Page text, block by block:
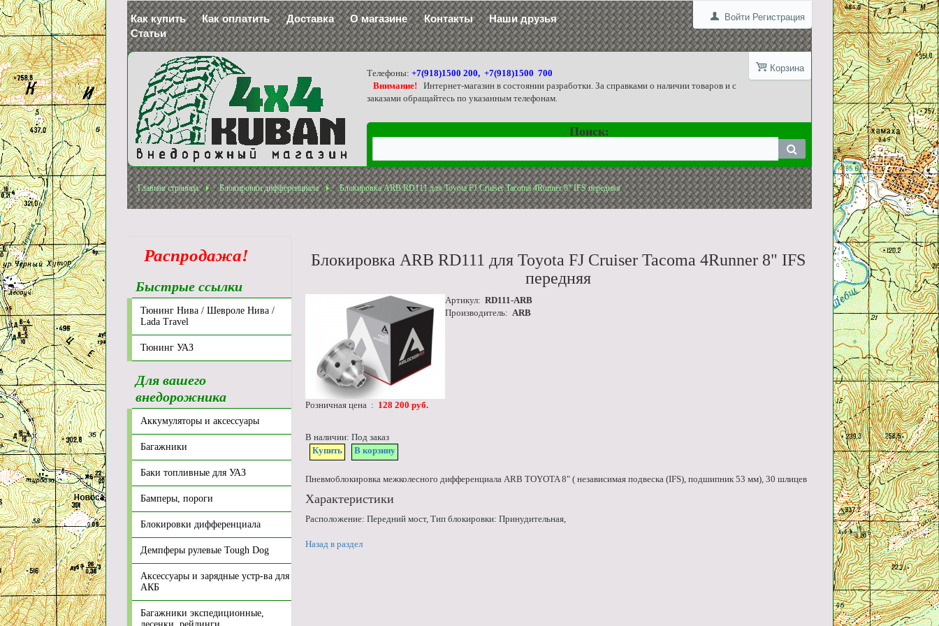
Войти Регистрация
Как купить Как оплатить Доставка О магазине Контакты
Наши друзья
Статьи
Корзина
Телефоны:+7(918)1500 200, +7(918)1500 700
Внимание!
Интернет-магазин в состоянии разработки. За справками о наличии товаров и с
заказами обращайтесь по указанным телефонам.
Поиск:
Главная страница Блокировки дифференциала Блокировка ARB RD111 для Toyota FJ Cruiser Tacoma 4Runner 8" IFS передняя
Блокировка ARB RD111 для Toyota FJ Cruiser Tacoma 4Runner 8" IFS
передняя
Артикул: RD111-ARB
Производитель: ARB
Розничная цена : 128 200 руб.
В наличии: Под заказ
Купить
В корзину
Пневмоблокировка межколесного дифференциала ARB TOYOTA 8" ( независимая подвеска (IFS), подшипник 53 мм), 30 шлицев
Характеристики
Расположение: Передний мост, Тип блокировки: Принудительная,
Назад в раздел
Распродажа!
Быстрые ссылки
Тюнинг Нива / Шевроле Нива /
Lada Travel
Тюнинг УАЗ
Для вашего
внедорожника
Аккумуляторы и аксессуары
Багажники
Баки топливные для УАЗ
Бамперы, пороги
Блокировки дифференциала
Демпферы рулевые Tough Dog
Аксессуары и зарядные устр-ва для
АКБ
Багажники экспедиционные,